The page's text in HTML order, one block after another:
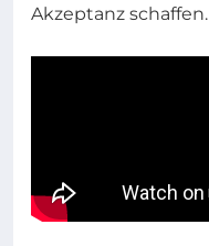
Akzeptanz schaffen.